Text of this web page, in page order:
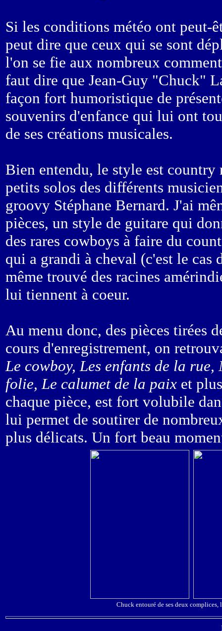
Si les conditions météo ont peut-
peut dire que ceux qui se sont
l'on se fie aux nombreux
faut dire que Jean-Guy "Chuck"
façon fort humoristique de
souvenirs d'enfance qui lui ont
de ses créations musicales.
Bien entendu, le style est country
petits solos des différents
groovy Stéphane Bernard. J'ai
pièces, un style de guitare qui
des rares cowboys à faire du
qui a grandi à cheval (c'est le cas
même trouvé des racines
lui tiennent à coeur.
Au menu donc, des pièces tirées
cours d'enregistrement, on
Le cowboy, Les enfants de la
folie, Le calumet de la paix et
chaque pièce, est fort volubile
lui permet de soutirer de
plus délicats. Un fort beau
Chuck entouré de ses deux